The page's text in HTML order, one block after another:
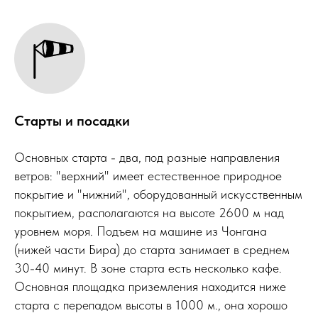
Старты и посадки
Основных старта - два, под разные направления
ветров: "верхний" имеет естественное природное
покрытие и "нижний", оборудованный искусственным
покрытием, располагаются на высоте 2600 м над
уровнем моря. Подъем на машине из Чонгана
(нижей части Бира) до старта занимает в среднем
30-40 минут. В зоне старта есть несколько кафе.
Основная площадка приземления находится ниже
старта с перепадом высоты в 1000 м., она хорошо